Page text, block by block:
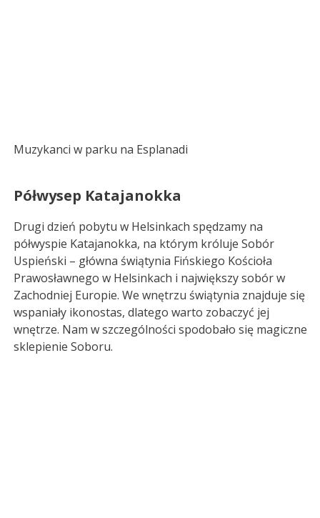
Muzykanci w parku na Esplanadi
Półwysep Katajanokka
Drugi dzień pobytu w Helsinkach spędzamy na
półwyspie Katajanokka, na którym króluje Sobór
Uspieński – główna świątynia Fińskiego Kościoła
Prawosławnego w Helsinkach i największy sobór w
Zachodniej Europie. We wnętrzu świątynia znajduje się
wspaniały ikonostas, dlatego warto zobaczyć jej
wnętrze. Nam w szczególności spodobało się magiczne
sklepienie Soboru.